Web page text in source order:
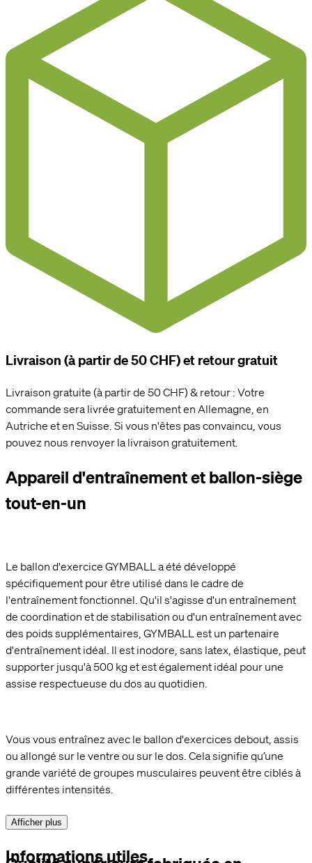
Livraison (à partir de 50 CHF) et retour gratuit
Livraison gratuite (à partir de 50 CHF) & retour : Votre
commande sera livrée gratuitement en Allemagne, en
Autriche et en Suisse. Si vous n'êtes pas convaincu, vous
pouvez nous renvoyer la livraison gratuitement.
Appareil d'entraînement et ballon-siège
tout-en-un
Le ballon d'exercice GYMBALL a été développé
spécifiquement pour être utilisé dans le cadre de
l'entraînement fonctionnel. Qu'il s'agisse d'un entraînement
de coordination et de stabilisation ou d'un entraînement avec
des poids supplémentaires, GYMBALL est un partenaire
d'entraînement idéal. Il est inodore, sans latex, élastique, peut
supporter jusqu'à 500 kg et est également idéal pour une
assise respectueuse du dos au quotidien.
Vous vous entraînez avec le ballon d'exercices debout, assis
ou allongé sur le ventre ou sur le dos. Cela signifie qu’une
grande variété de groupes musculaires peuvent être ciblés à
différentes intensités.
Afficher plus
Informations utiles